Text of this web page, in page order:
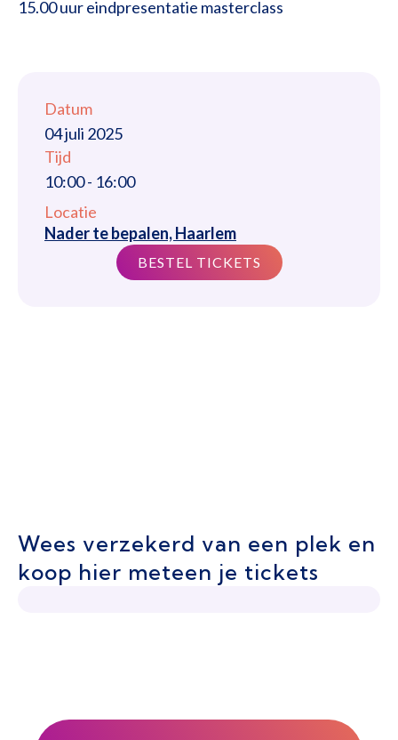
15.00 uur eindpresentatie masterclass
Datum
04 juli 2025
Tijd
10:00- 16:00
Locatie
Nader te bepalen, Haarlem
BESTEL TICKETS
Wees verzekerd van een plek en
koop hier meteen je tickets